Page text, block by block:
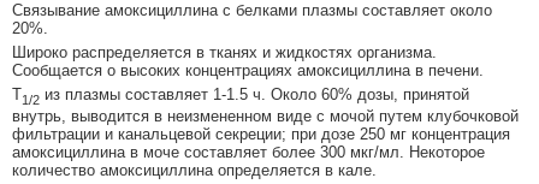
Связывание амоксициллина с белками плазмы составляет около
20%.
Широко распределяется в тканях и жидкостях организма.
Сообщается о высоких концентрациях амоксициллина в печени.
T1/2 из плазмы составляет 1-1.5 ч. Около 60% дозы, принятой
внутрь, выводится в неизмененном виде с мочой путем клубочковой
фильтрации и канальцевой секреции; при дозе 250 мг концентрация
амоксициллина в моче составляет более 300 мкг/мл. Некоторое
количество амоксициллина определяется в кале.